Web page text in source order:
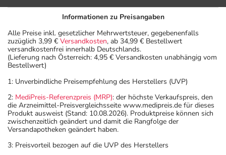
Informationen zu Preisangaben
Alle Preise inkl. gesetzlicher Mehrwertsteuer, gegebenenfalls
zuzüglich 3,99 € Versandkosten, ab 34,99 € Bestellwert
versandkostenfrei innerhalb Deutschlands.
(Lieferung nach Österreich: 4,95 € Versandkosten unabhängig vom
Bestellwert)
1: Unverbindliche Preisempfehlung des Herstellers (UVP)
2: MediPreis-Referenzpreis (MRP): der höchste Verkaufspreis, den
die Arzneimittel-Preisvergleichsseite www.medipreis.de für dieses
Produkt ausweist (Stand: 10.08.2026). Produktpreise können sich
zwischenzeitlich geändert und damit die Rangfolge der
Versandapotheken geändert haben.
3: Preisvorteil bezogen auf die UVP des Herstellers